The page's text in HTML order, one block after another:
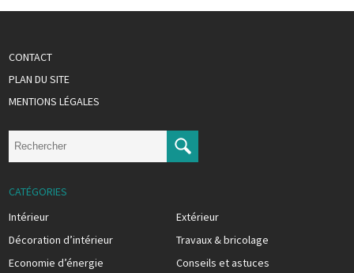
CONTACT
PLAN DU SITE
MENTIONS LÉGALES
CATÉGORIES
Intérieur
Extérieur
Décoration d’intérieur
Travaux & bricolage
Economie d’énergie
Conseils et astuces